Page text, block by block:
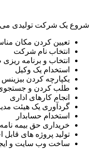
شروع یک شرکت تولیدی می
تعیین کردن مکان
انتخاب نام شرکت
انتخاب و برنامه
استخدام یک وکیل
یکپارچه کردن بیزینس
طلب کردن و جستجوی
انجام کارهای اداری
گردآوری یک هیئت
استخدام حسابدار
خریداری حق بیمه
تولید پروژه های قابل
ساخت وب سایت و